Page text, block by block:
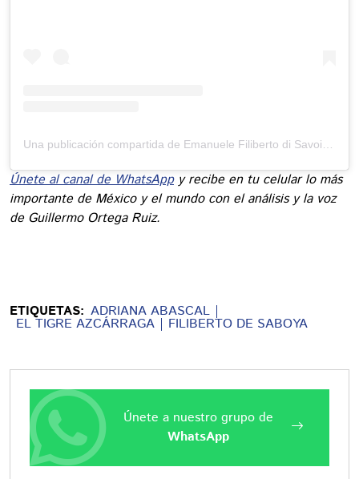
Únete al canal de WhatsAppy recibe en tu celular lo más
importante de México y el mundo con el análisis y la voz
de Guillermo Ortega Ruiz.
ETIQUETAS: ADRIANA ABASCAL
EL TIGRE AZCÁRRAGA FILIBERTO DE SABOYA
Únete a nuestro grupo de
WhatsApp